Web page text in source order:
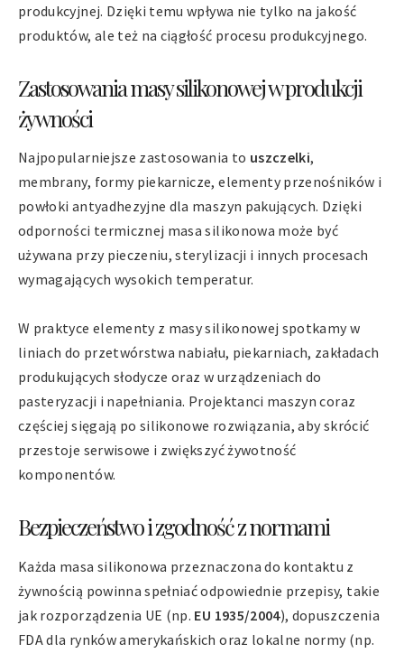
produkcyjnej. Dzięki temu wpływa nie tylko na jakość
produktów, ale też na ciągłość procesu produkcyjnego.
Zastosowania masy silikonowej w produkcji
żywności
Najpopularniejsze zastosowania to uszczelki,
membrany, formy piekarnicze, elementy przenośników i
powłoki antyadhezyjne dla maszyn pakujących. Dzięki
odporności termicznej masa silikonowa może być
używana przy pieczeniu, sterylizacji i innych procesach
wymagających wysokich temperatur.
W praktyce elementy z masy silikonowej spotkamy w
liniach do przetwórstwa nabiału, piekarniach, zakładach
produkujących słodycze oraz w urządzeniach do
pasteryzacji i napełniania. Projektanci maszyn coraz
częściej sięgają po silikonowe rozwiązania, aby skrócić
przestoje serwisowe i zwiększyć żywotność
komponentów.
Bezpieczeństwo i zgodność z normami
Każda masa silikonowa przeznaczona do kontaktu z
żywnością powinna spełniać odpowiednie przepisy, takie
jak rozporządzenia UE (np. EU 1935/2004), dopuszczenia
FDA dla rynków amerykańskich oraz lokalne normy (np.